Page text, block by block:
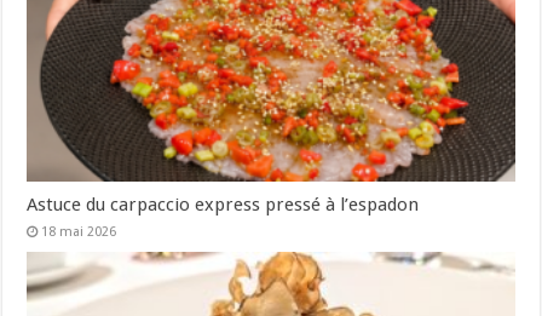
Astuce du carpaccio express pressé à l’espadon
18 mai 2026